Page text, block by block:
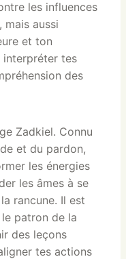
les influences
mais aussi
et ton
interpréter tes
des
Zadkiel. Connu
et du pardon,
les énergies
les âmes à se
rancune. Il est
patron de la
des leçons
tes actions